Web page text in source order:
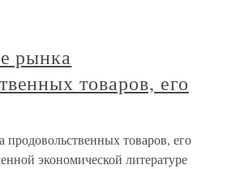
рынка
товаров, его
продовольственных товаров, его
экономической литературе